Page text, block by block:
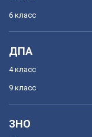
6 класс
ДПА
4 класс
9 класс
ЗНО